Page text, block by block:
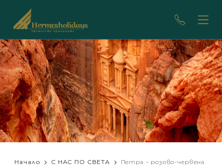
Начало С НАС ПО СВЕТА
Петра – розово-червена